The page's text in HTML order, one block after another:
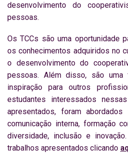
desenvolvimento do
pessoas.
Os TCCs são uma oportunidade
os conhecimentos adquiridos no
o desenvolvimento do
pessoas. Além disso, são
inspiração para outros
estudantes interessados
apresentados, foram
comunicação interna, formação
diversidade, inclusão e
trabalhos apresentados clicando